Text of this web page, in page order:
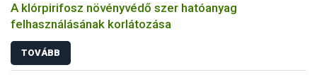
A klórpirifosz növényvédő szer hatóanyag
felhasználásának korlátozása
TOVÁBB